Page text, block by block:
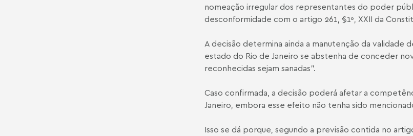
nomeação irregular dos representantes do poder
desconformidade com o artigo 261, §1º, XXII da
A decisão determina ainda a manutenção da validade
estado do Rio de Janeiro se abstenha de conceder
reconhecidas sejam sanadas”.
Caso confirmada, a decisão poderá afetar a
Janeiro, embora esse efeito não tenha sido
Isso se dá porque, segundo a previsão contida no